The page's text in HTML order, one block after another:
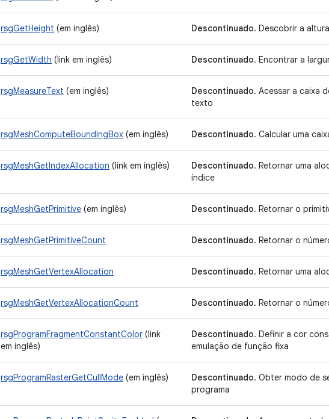
rsgGetHeight (em inglês) Descontinuado. Descobrir a
rsgGetWidth (link em inglês) Descontinuado. Encontrar a
rsgMeasureText (em inglês) Descontinuado. Acessar a caixa
texto
rsgMeshComputeBoundingBox (em inglês) Descontinuado. Calcular uma
rsgMeshGetIndexAllocation (link em inglês) Descontinuado. Retornar uma
índice
rsgMeshGetPrimitive (em inglês) Descontinuado. Retornar o
rsgMeshGetPrimitiveCount Descontinuado. Retornar o
rsgMeshGetVertexAllocation Descontinuado. Retornar uma
rsgMeshGetVertexAllocationCount Descontinuado. Retornar o
rsgProgramFragmentConstantColor (link
em inglês)
Descontinuado. Definir a cor
emulação de função fixa
rsgProgramRasterGetCullMode (em inglês) Descontinuado. Obter modo de
programa